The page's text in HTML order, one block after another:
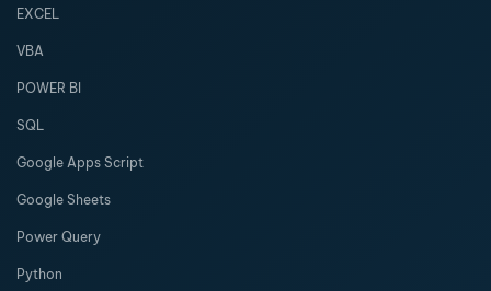
EXCEL
VBA
POWER BI
SQL
Google Apps Script
Google Sheets
Power Query
Python